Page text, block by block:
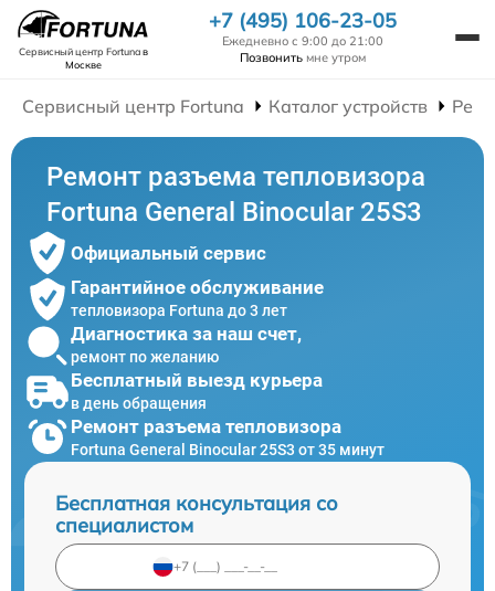
Сервисный центр Fortunaв
Москве
+7 (495) 106-23-05
Ежедневно с 9:00 до 21:00
Позвонить мне утром
Сервисный центр Fortuna Каталог устройств
Ремонт разъема тепловизора
Fortuna General Binocular 25S3
Официальный сервис
Гарантийное обслуживание
тепловизора Fortuna до 3 лет
Диагностика за наш счет,
ремонт по желанию
Бесплатный выезд курьера
в день обращения
Ремонт разъема тепловизора
Fortuna General Binocular 25S3 от 35 минут
Бесплатная консультация со
специалистом